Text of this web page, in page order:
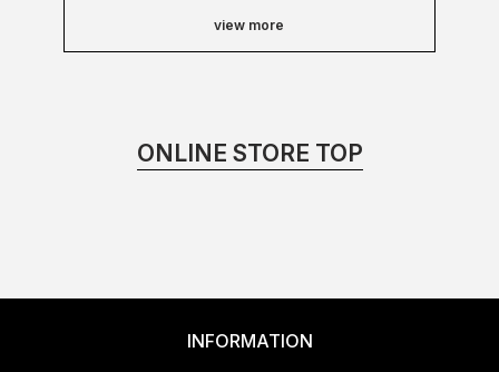
view more
ONLINE STORE TOP
INFORMATION